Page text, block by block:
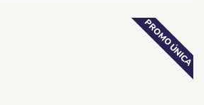
PROMO ÚNICA